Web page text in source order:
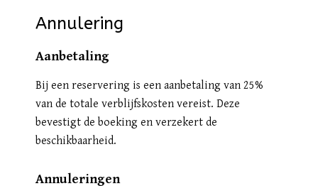
Annulering
Aanbetaling
Bij een reservering is een aanbetaling van 25%
van de totale verblijfskosten vereist. Deze
bevestigt de boeking en verzekert de
beschikbaarheid.
Annuleringen